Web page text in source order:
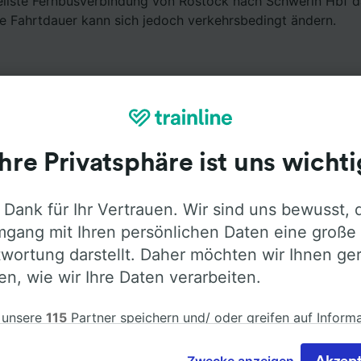
Fahrtdauer kann sich jedoch verkehrsbedingt ändern.
nach Schwerin Hbf mitFlixbusfahren. Öffnen Sie
über die Busausstattung der Anbieter zu
Barrierefreiheit Gepäck
Ihre Privatsphäre ist uns
für Ihr Vertrauen. Wir sind uns bewusst,
mit Ihren persönlichen Daten eine große
darstellt. Daher möchten wir Ihnen
wie wir Ihre Daten verarbeiten.
115 Partner speichern und/ oder greifen auf
Daten zu verarbeiten. Sie können Ihre